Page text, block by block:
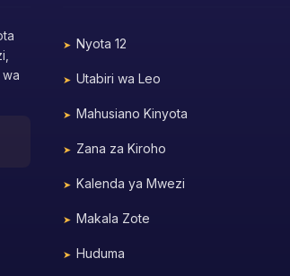
Nyota 12
Utabiri wa Leo
Mahusiano Kinyota
Zana za Kiroho
Kalenda ya Mwezi
Makala Zote
Huduma